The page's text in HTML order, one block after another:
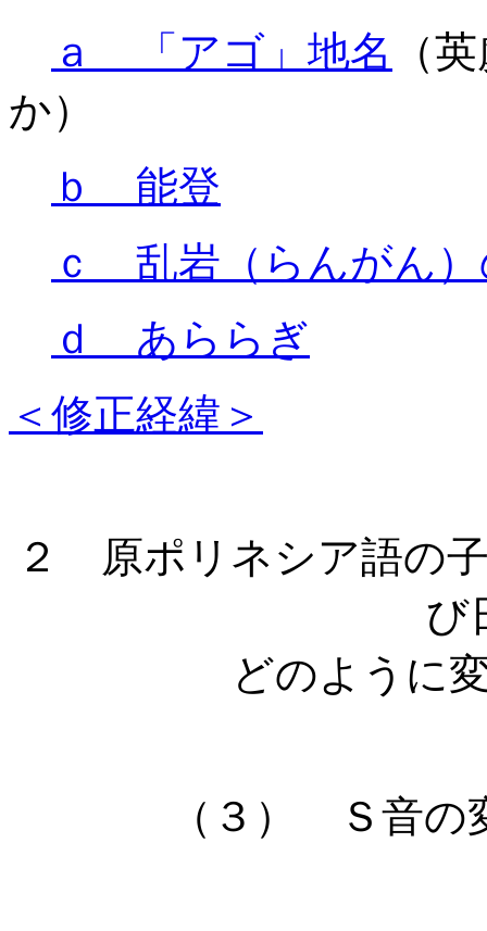
ａ 「アゴ」地名
（
か）
ｂ 能登
ｃ 乱岩（らんがん）
ｄ あららぎ
＜修正経緯＞
２ 原ポリネシア語の
び
どのように
（３） Ｓ音の